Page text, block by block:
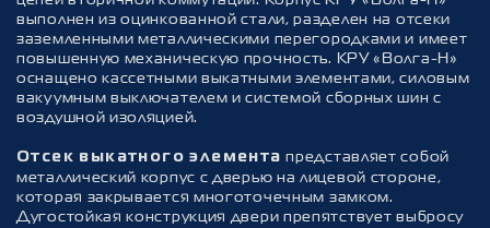
выполнен из оцинкованной стали, разделен на отсеки
заземленными металлическими перегородками и имеет
повышенную механическую прочность. КРУ «Волга-Н»
оснащено кассетными выкатными элементами, силовым
вакуумным выключателем и системой сборных шин с
воздушной изоляцией.
Отсек выкатного элемента представляет собой
металлический корпус с дверью на лицевой стороне,
которая закрывается многоточечным замком.
Дугостойкая конструкция двери препятствует выбросу